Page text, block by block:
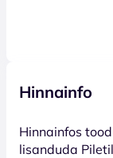
Hinnainfo
Hinnainfos
lisanduda